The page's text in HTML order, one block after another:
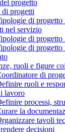
progetto
progetti
di progetto
nel servizio
di progetto
di progetto
ruoli e figure
di
ruoli e
lavoro
processi,
la
tavoli
decisioni